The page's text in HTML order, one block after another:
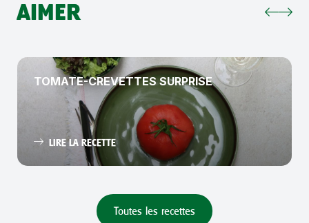
AIMER
TOMATE-CREVETTES SURPRISE
LIRE LA RECETTE
Toutes les recettes